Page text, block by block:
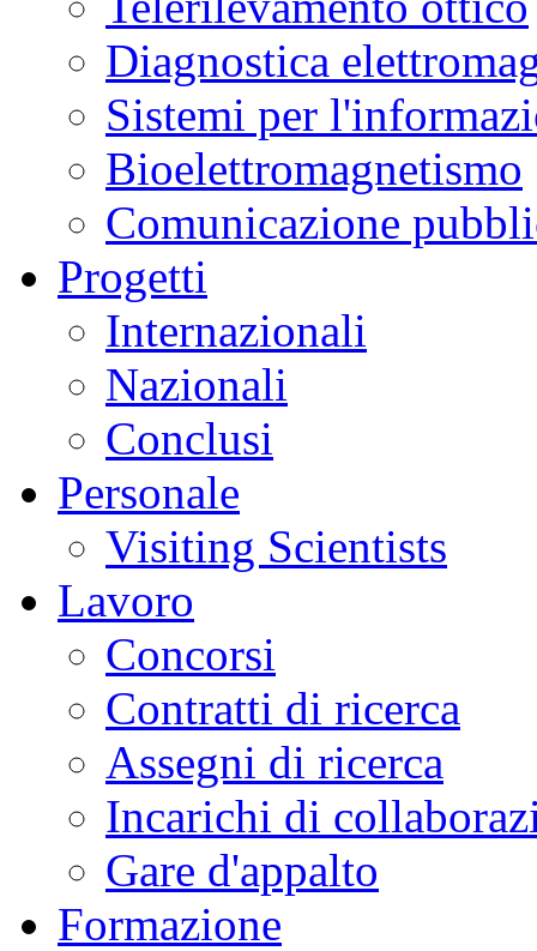
Diagnostica
Sistemi per
Bioelettromagnetismo
Comunicazione
Progetti
Internazionali
Nazionali
Conclusi
Personale
Visiting Scientists
Lavoro
Concorsi
Contratti di ricerca
Assegni di ricerca
Incarichi di
Gare d'appalto
Formazione